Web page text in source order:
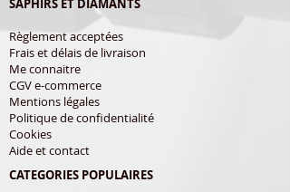
SAPHIRS ET DIAMANTS
Règlement acceptées
Frais et délais de livraison
Me connaitre
CGV e-commerce
Mentions légales
Politique de confidentialité
Cookies
Aide et contact
CATEGORIES POPULAIRES